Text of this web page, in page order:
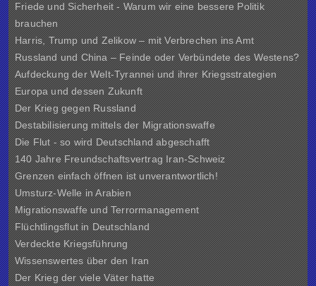
Friede und Sicherheit - Warum wir eine bessere Politik
brauchen
Harris, Trump und Zelikow – mit Verbrechen ins Amt
Russland und China – Feinde oder Verbündete des Westens?
Aufdeckung der Welt-Tyrannei und ihrer Kriegsstrategien
Europa und dessen Zukunft
Der Krieg gegen Russland
Destabilisierung mittels der Migrationswaffe
Die Flut - so wird Deutschland abgeschafft
140 Jahre Freundschaftsvertrag Iran-Schweiz
Grenzen einfach öffnen ist unverantwortlich!
Umsturz-Welle in Arabien
Migrationswaffe und Terrormanagement
Flüchtlingsflut in Deutschland
Verdeckte Kriegsführung
Wissenswertes über den Iran
Der Krieg der viele Väter hatte